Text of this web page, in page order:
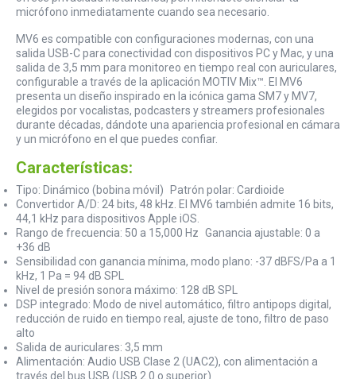
micrófono inmediatamente cuando sea necesario.
MV6 es compatible con configuraciones modernas, con una
salida USB-C para conectividad con dispositivos PC y Mac, y una
salida de 3,5 mm para monitoreo en tiempo real con auriculares,
configurable a través de la aplicación MOTIV Mix™. El MV6
presenta un diseño inspirado en la icónica gama SM7 y MV7,
elegidos por vocalistas, podcasters y streamers profesionales
durante décadas, dándote una apariencia profesional en cámara
y un micrófono en el que puedes confiar.
Características:
Tipo: Dinámico (bobina móvil) Patrón polar: Cardioide
Convertidor A/D: 24 bits, 48 kHz. El MV6 también admite 16 bits,
44,1 kHz para dispositivos Apple iOS.
Rango de frecuencia: 50 a 15,000 Hz Ganancia ajustable: 0 a
+36 dB
Sensibilidad con ganancia mínima, modo plano: -37 dBFS/Pa a 1
kHz, 1 Pa = 94 dB SPL
Nivel de presión sonora máximo: 128 dB SPL
DSP integrado: Modo de nivel automático, filtro antipops digital,
reducción de ruido en tiempo real, ajuste de tono, filtro de paso
alto
Salida de auriculares: 3,5 mm
Alimentación: Audio USB Clase 2 (UAC2), con alimentación a
través del bus USB (USB 2.0 o superior)